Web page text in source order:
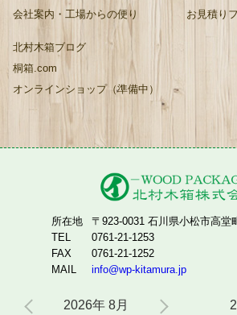
会社案内・工場からの便り
お見積り
北村木箱ブログ
桐箱.com
オンラインショップ（準備中）
所在地
〒923-0031 石川県小松市高堂
TEL
0761-21-1253
FAX
0761-21-1252
MAIL
info@wp-kitamura.jp
2026年 8月